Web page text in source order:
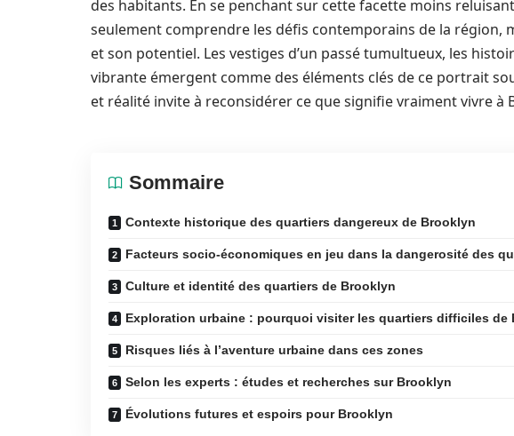
des habitants. En se penchant sur cette facette moins
seulement comprendre les défis contemporains de la région,
et son potentiel. Les vestiges d’un passé tumultueux, les
vibrante émergent comme des éléments clés de ce portrait
et réalité invite à reconsidérer ce que signifie vraiment vivre à
Sommaire
Contexte historique des quartiers dangereux de Brooklyn
Facteurs socio-économiques en jeu dans la dangerosité des
Culture et identité des quartiers de Brooklyn
Exploration urbaine : pourquoi visiter les quartiers difficiles de
Risques liés à l’aventure urbaine dans ces zones
Selon les experts : études et recherches sur Brooklyn
Évolutions futures et espoirs pour Brooklyn